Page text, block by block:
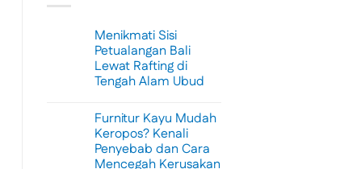
Menikmati Sisi
Petualangan Bali
Lewat Rafting di
Tengah Alam Ubud
on
Menikmati
Sisi
Petualangan
Bali
Furnitur Kayu Mudah
Keropos? Kenali
Penyebab dan Cara
Mencegah Kerusakan